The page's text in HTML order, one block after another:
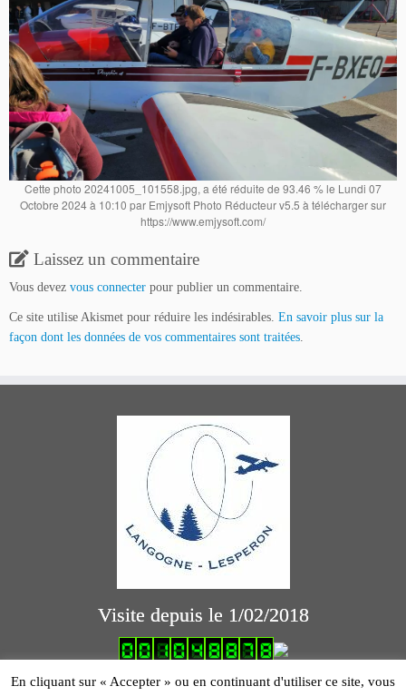
Cette photo 20241005_101558.jpg, a été réduite de 93.46 % le Lundi 07
Octobre 2024 à 10:10 par Emjysoft Photo Réducteur v5.5 à télécharger sur
https://www.emjysoft.com/
Laissez un commentaire
Vous devez vous connecter pour publier un commentaire.
Ce site utilise Akismet pour réduire les indésirables. En savoir plus sur la
façon dont les données de vos commentaires sont traitées.
Visite depuis le 1/02/2018
En cliquant sur « Accepter » ou en continuant d'utiliser ce site, vous